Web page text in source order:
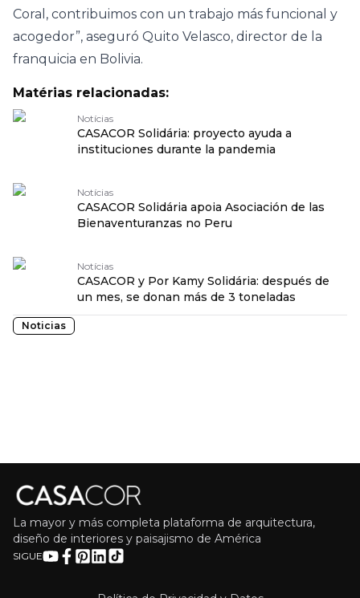
Coral, contribuimos con un trabajo más funcional y
acogedor”, aseguró Quito Velasco, director de la
franquicia en Bolivia.
Matérias relacionadas:
Notícias
CASACOR Solidária: proyecto ayuda a
instituciones durante la pandemia
Notícias
CASACOR Solidária apoia Asociación de las
Bienaventuranzas no Peru
Notícias
CASACOR y Por Kamy Solidária: después de
un mes, se donan más de 3 toneladas
Noticias
La mayor y más completa plataforma de arquitectura,
diseño de interiores y paisajismo de América
SIGUE